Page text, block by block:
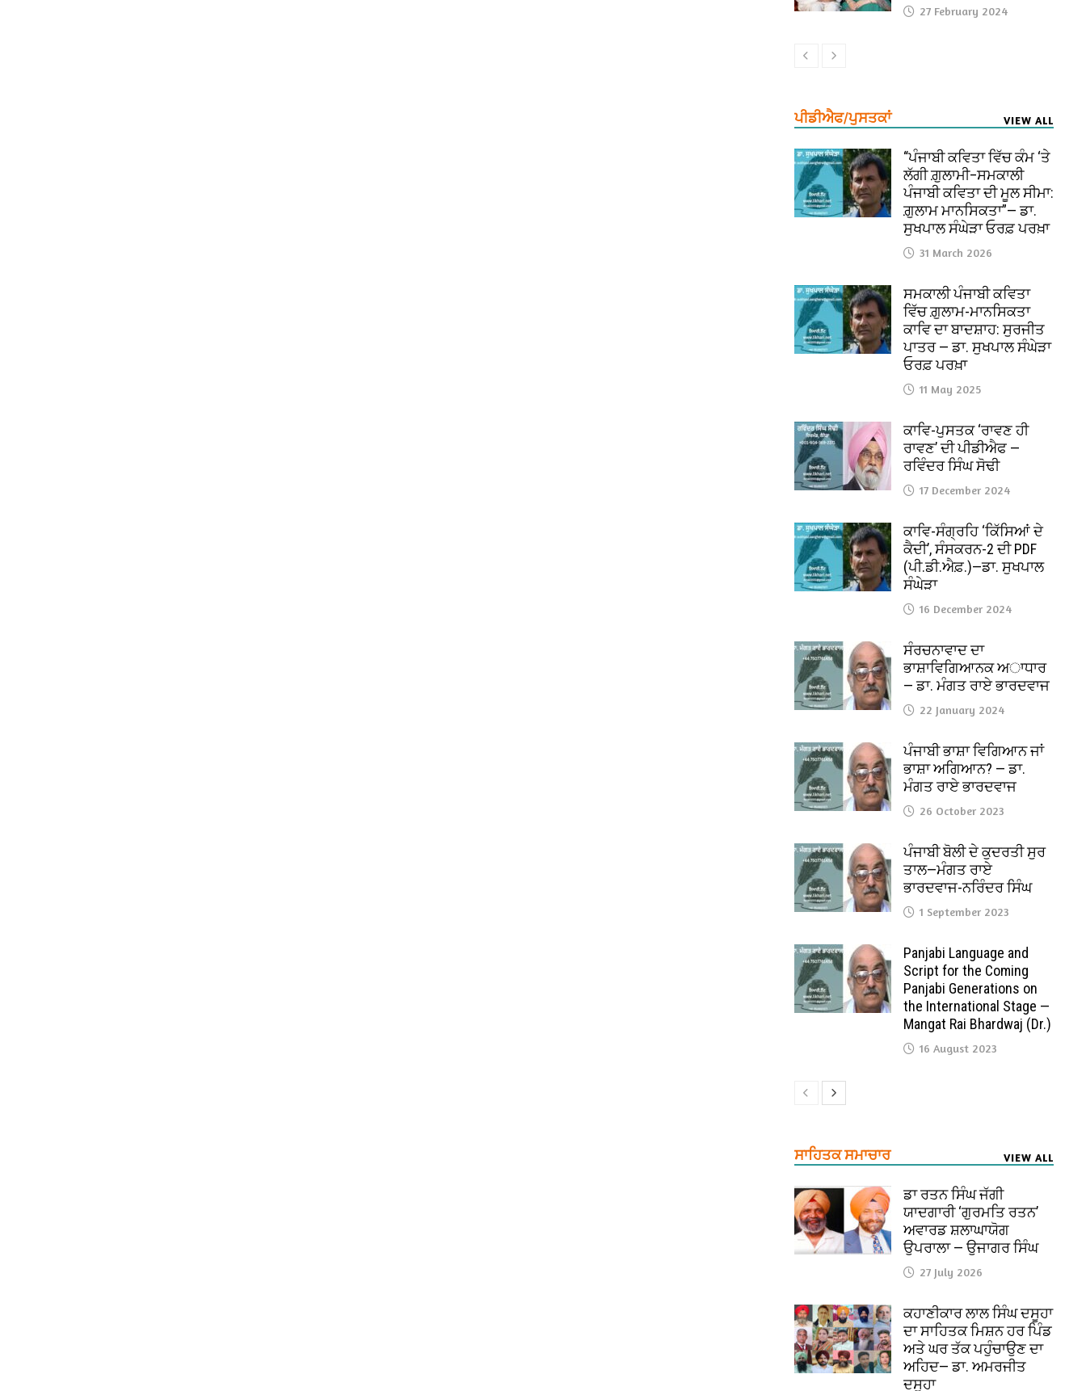
27 February 2024
ਪੀਡੀਐਫ/ਪੁਸਤਕਾਂ VIEW ALL
“ਪੰਜਾਬੀ ਕਵਿਤਾ ਵਿੱਚ ਕੰਮ ‘ਤੇ
ਲੱਗੀ ਗ਼ੁਲਾਮੀ–ਸਮਕਾਲੀ
ਪੰਜਾਬੀ ਕਵਿਤਾ ਦੀ ਮੂਲ ਸੀਮਾ:
ਗ਼ੁਲਾਮ ਮਾਨਸਿਕਤਾ”— ਡਾ.
ਸੁਖਪਾਲ ਸੰਘੇੜਾ ਓਰਫ਼ ਪਰਖ਼ਾ
31 March 2026
ਸਮਕਾਲੀ ਪੰਜਾਬੀ ਕਵਿਤਾ
ਵਿੱਚ ਗ਼ੁਲਾਮ-ਮਾਨਸਿਕਤਾ
ਕਾਵਿ ਦਾ ਬਾਦਸ਼ਾਹ: ਸੁਰਜੀਤ
ਪਾਤਰ — ਡਾ. ਸੁਖਪਾਲ ਸੰਘੇੜਾ
ਓਰਫ਼ ਪਰਖ਼ਾ
11 May 2025
ਕਾਵਿ-ਪੁਸਤਕ ‘ਰਾਵਣ ਹੀ
ਰਾਵਣ’ ਦੀ ਪੀਡੀਐਫ —
ਰਵਿੰਦਰ ਸਿੰਘ ਸੋਢੀ
17 December 2024
ਕਾਵਿ-ਸੰਗ੍ਰਹਿ ‘ਕਿੱਸਿਆਂ ਦੇ
ਕੈਦੀ’, ਸੰਸਕਰਨ-2 ਦੀ PDF
(ਪੀ.ਡੀ.ਐਫ਼.)—ਡਾ. ਸੁਖਪਾਲ
ਸੰਘੇੜਾ
16 December 2024
ਸੰਰਚਨਾਵਾਦ ਦਾ
ਭਾਸ਼ਾਵਿਗਿਆਨਕ ਅਾਧਾਰ
— ਡਾ. ਮੰਗਤ ਰਾਏ ਭਾਰਦਵਾਜ
22 January 2024
ਪੰਜਾਬੀ ਭਾਸ਼ਾ ਵਿਗਿਆਨ ਜਾਂ
ਭਾਸ਼ਾ ਅਗਿਆਨ? — ਡਾ.
ਮੰਗਤ ਰਾਏ ਭਾਰਦਵਾਜ
26 October 2023
ਪੰਜਾਬੀ ਬੋਲੀ ਦੇ ਕੁਦਰਤੀ ਸੁਰ
ਤਾਲ—ਮੰਗਤ ਰਾਏ
ਭਾਰਦਵਾਜ-ਨਰਿੰਦਰ ਸਿੰਘ
1 September 2023
Panjabi Language and
Script for the Coming
Panjabi Generations on
the International Stage —
Mangat Rai Bhardwaj (Dr.)
16 August 2023
ਸਾਹਿਤਕ ਸਮਾਚਾਰ VIEW ALL
ਡਾ ਰਤਨ ਸਿੰਘ ਜੱਗੀ
ਯਾਦਗਾਰੀ ‘ਗੁਰਮਤਿ ਰਤਨ’
ਅਵਾਰਡ ਸ਼ਲਾਘਾਯੋਗ
ਉਪਰਾਲਾ — ਉਜਾਗਰ ਸਿੰਘ
27 July 2026
ਕਹਾਣੀਕਾਰ ਲਾਲ ਸਿੰਘ ਦਸੂਹਾ
ਦਾ ਸਾਹਿਤਕ ਮਿਸ਼ਨ ਹਰ ਪਿੰਡ
ਅਤੇ ਘਰ ਤੱਕ ਪਹੁੰਚਾਉਣ ਦਾ
ਅਹਿਦ— ਡਾ. ਅਮਰਜੀਤ
ਦਸੂਹਾ